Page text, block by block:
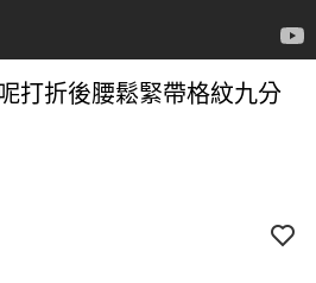
打折後腰鬆緊帶格紋九分